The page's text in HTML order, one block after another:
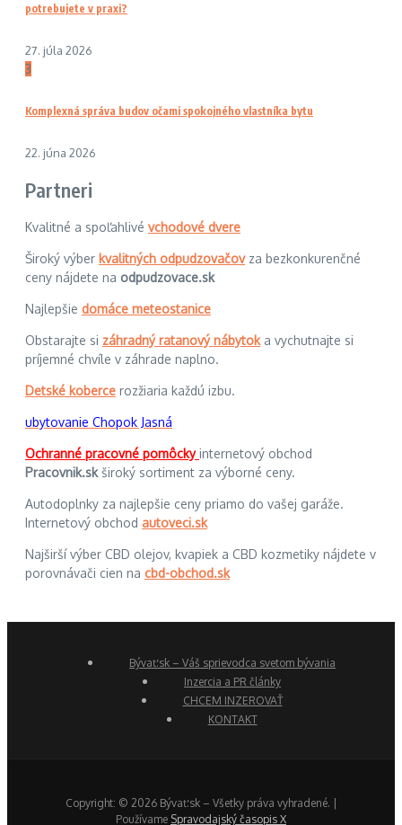
potrebujete v praxi?
27. júla 2026
3
Komplexná správa budov očami spokojného vlastníka bytu
22. júna 2026
Partneri
Kvalitné a spoľahlivé vchodové dvere
Široký výber kvalitných odpudzovačovza bezkonkurenčné
ceny nájdete na odpudzovace.sk
Najlepšie domáce meteostanice
Obstarajte si záhradný ratanový nábytoka vychutnajte si
príjemné chvíle v záhrade naplno.
Detské koberce rozžiaria každú izbu.
ubytovanie Chopok Jasná
Ochranné pracovné pomôckyinternetový obchod
Pracovnik.skširoký sortiment za výborné ceny.
Autodoplnky za najlepšie ceny priamo do vašej garáže.
Internetový obchod autoveci.sk
Najširší výber CBD olejov, kvapiek a CBD kozmetiky nájdete v
porovnávači cien na cbd-obchod.sk
Bývať.sk – Váš sprievodca svetom bývania
Inzercia a PR články
CHCEM INZEROVAŤ
KONTAKT
Copyright: © 2026 Bývať.sk – Všetky práva vyhradené. |
Používame Spravodajský časopis X